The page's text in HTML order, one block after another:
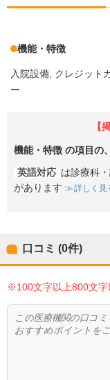
機能・特徴
入院設備 クレジット
ー
【
機能・特徴 の項目の、
英語対応 は診療科
があります
詳しく見
口コミ (0件)
※100文字以上800文字